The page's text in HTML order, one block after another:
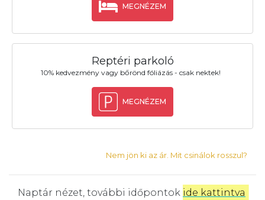
MEGNÉZEM
Reptéri parkoló
10% kedvezmény vagy bőrönd fóliázás - csak nektek!
MEGNÉZEM
Nem jön ki az ár. Mit csinálok rosszul?
Naptár nézet, további időpontok ide kattintva